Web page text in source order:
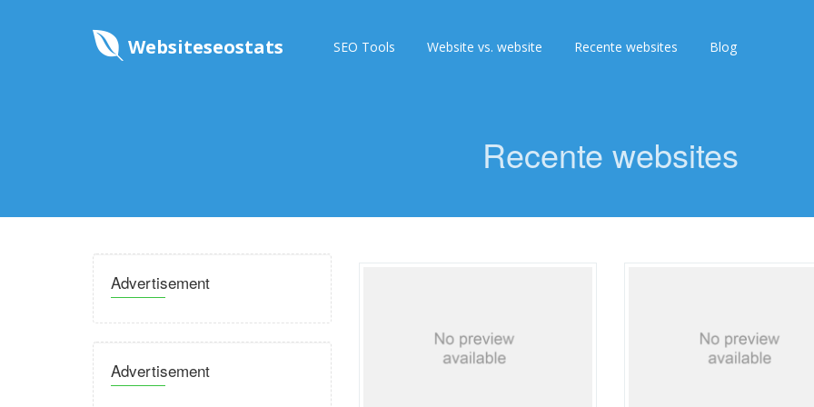
Websiteseostats SEO Tools Website vs. website Recente websites Blog
Recente websites
Advertisement
Advertisement